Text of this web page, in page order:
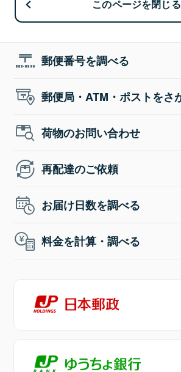
このページを閉じる
郵便番号を調べる
郵便局・ATM・ポストをさ
荷物のお問い合わせ
再配達のご依頼
お届け日数を調べる
料金を計算・調べる